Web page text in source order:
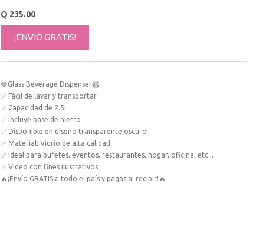
Q 235.00
¡ENVIO GRATIS!
🍓Glass Beverage Dispenser🥝
✅ Fácil de lavar y transportar
✅ Capacidad de 2.5L
✅ Incluye base de hierro
✅ Disponible en diseño transparente oscuro
✅ Material: Vidrio de alta calidad
✅ Ideal para bufetes, eventos, restaurantes, hogar, oficina, etc...
✅ Video con fines ilustrativos
🔥¡Envío GRATIS a todo el país y pagas al recibir!🔥